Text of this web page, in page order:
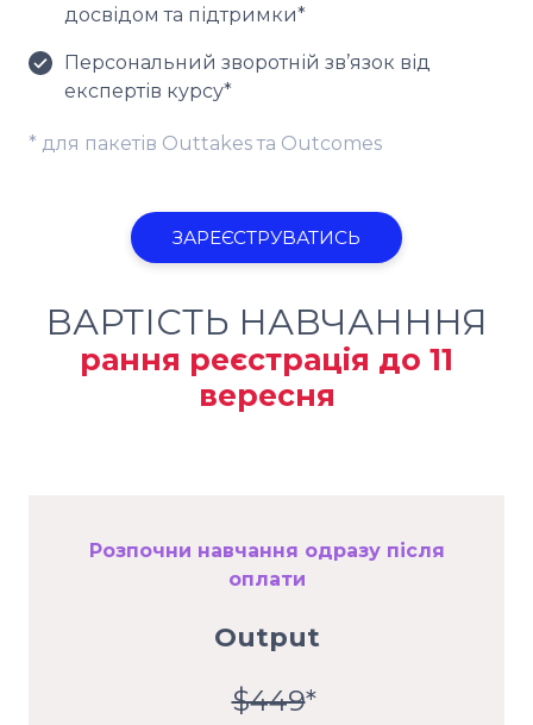
досвідом та підтримки*
Персональний зворотній зв’язок від
експертів курсу*
* для пакетів Outtakes та Outcomes
ЗАРЕЄСТРУВАТИСЬ
ВАРТІСТЬ НАВЧАНННЯ
рання реєстрація до 11
вересня
Розпочни навчання одразу після
оплати
Output
$449*